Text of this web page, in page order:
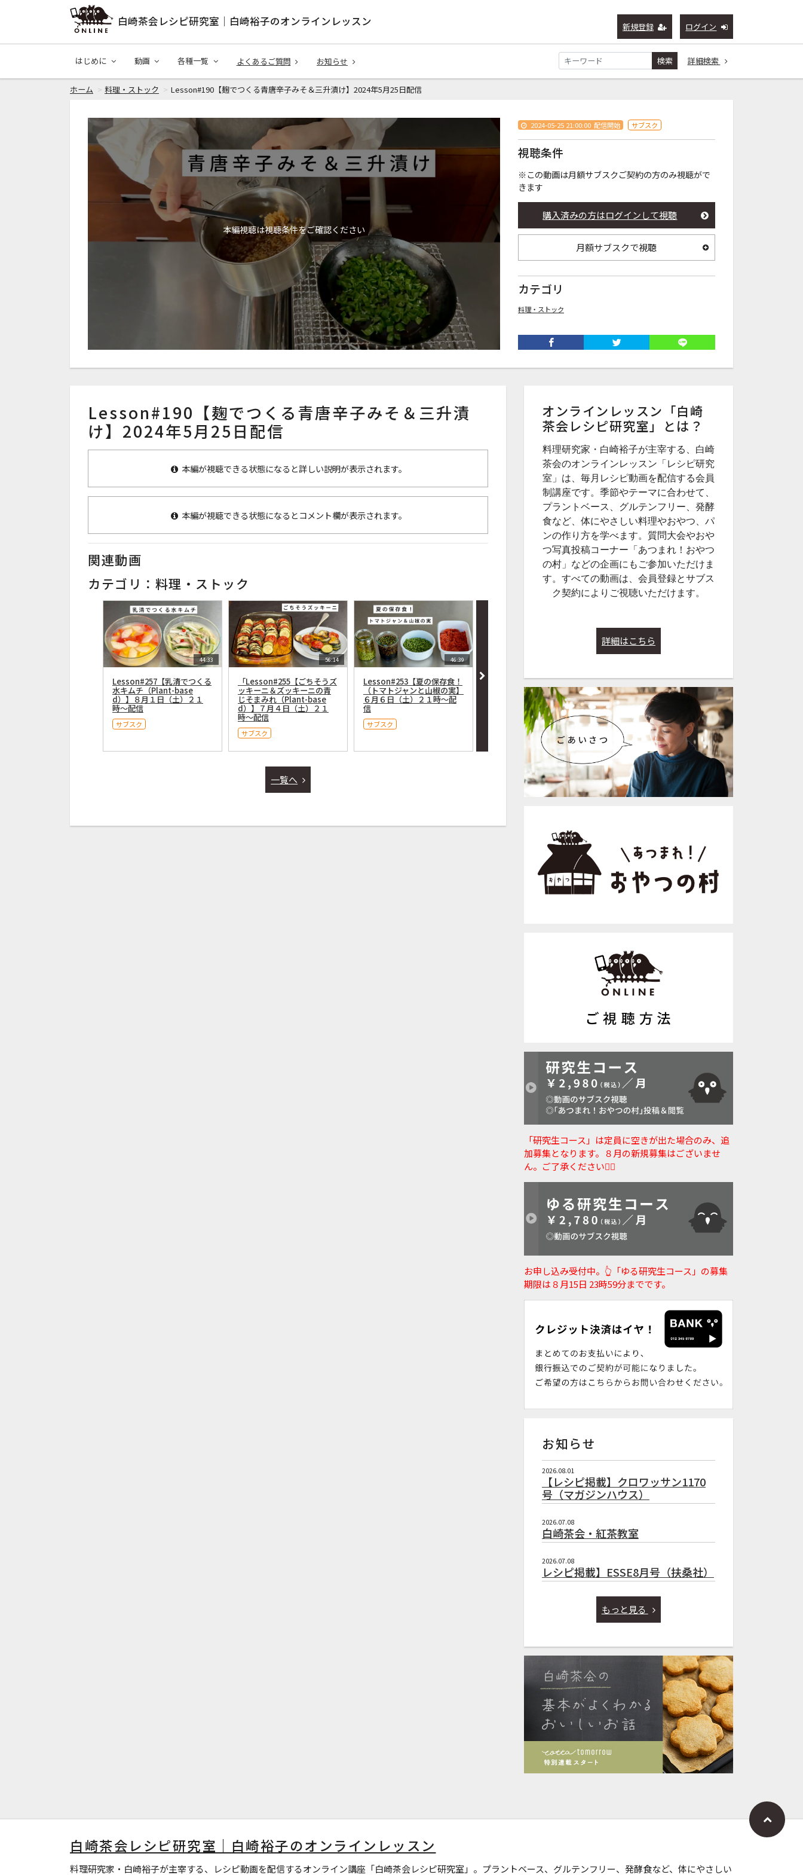
白崎茶会レシピ研究室｜白崎裕子のオンラインレッスン 新規登録 ログイン
はじめに 動画 各種一覧 よくあるご質問 お知らせ 検索 詳細検索
ホーム 料理・ストック Lesson#190【麹でつくる青唐辛子みそ＆三升漬け】2024年5月25日配信
本編視聴は視聴条件をご確認ください
2024-05-25 21:00:00 配信開始 サブスク
視聴条件
※この動画は月額サブスクご契約の方のみ視聴がで
きます
購入済みの方はログインして視聴
月額サブスクで視聴
カテゴリ
料理・ストック
Lesson#190【麹でつくる青唐辛子みそ＆三升漬
け】2024年5月25日配信
本編が視聴できる状態になると詳しい説明が表示されます。
本編が視聴できる状態になるとコメント欄が表示されます。
関連動画
カテゴリ：料理・ストック
44:33
Lesson#257【乳清でつくる
水キムチ（Plant-base
d）】８月１日（土）２１
時〜配信
サブスク
56:14
「Lesson#255【ごちそうズ
ッキーニ＆ズッキーニの青
じそまみれ（Plant-base
d）】７月４日（土）２１
時〜配信
サブスク
46:39
Lesson#253【夏の保存食！
（トマトジャンと山椒の実】
６月６日（土）２１時〜配
信
サブスク
Lesson#250【お好み焼き＆
かんたん中濃ソース（Glute
n-free）】2026年5月2日配
Lesson#246【鮮やかブロッ
コリー・パリパリブロッコ
リー・しんなりブロッコリ
ー】2026年3月7日配信
サブスク
一覧へ
オンラインレッスン「白崎
茶会レシピ研究室」とは？
料理研究家・白崎裕子が主宰する、白崎
茶会のオンラインレッスン「レシピ研究
室」は、毎月レシピ動画を配信する会員
制講座です。季節やテーマに合わせて、
プラントベース、グルテンフリー、発酵
食など、体にやさしい料理やおやつ、パ
ンの作り方を学べます。質問大会やおや
つ写真投稿コーナー「あつまれ！おやつ
の村」などの企画にもご参加いただけま
す。すべての動画は、会員登録とサブス
ク契約によりご視聴いただけます。
詳細はこちら
「研究生コース」は定員に空きが出た場合のみ、追
加募集となります。８月の新規募集はございませ
ん。ご了承ください🙇‍♀️
お申し込み受付中。👆️「ゆる研究生コース」の募集
期限は８月15日 23時59分までです。
お知らせ
2026.08.01
【レシピ掲載】クロワッサン1170
号（マガジンハウス）
2026.07.08
白崎茶会・紅茶教室
2026.07.08
レシピ掲載】ESSE8月号（扶桑社）
もっと見る
白崎茶会レシピ研究室｜白崎裕子のオンラインレッスン
料理研究家・白崎裕子が主宰する、レシピ動画を配信するオンライン講座「白崎茶会レシピ研究室」。プラントベース、グルテンフリー、発酵食など、体にやさしい